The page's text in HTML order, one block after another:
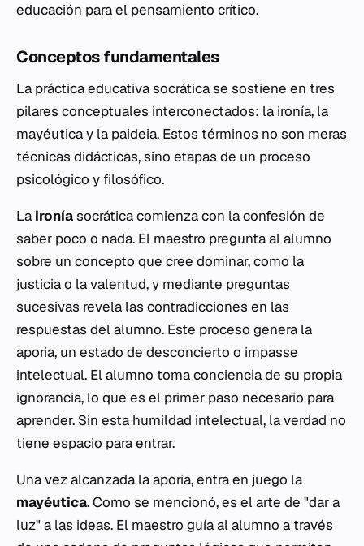
educación para el pensamiento crítico.
Conceptos fundamentales
La práctica educativa socrática se sostiene en tres
pilares conceptuales interconectados: la ironía, la
mayéutica y la paideia. Estos términos no son meras
técnicas didácticas, sino etapas de un proceso
psicológico y filosófico.
La ironíasocrática comienza con la confesión de
saber poco o nada. El maestro pregunta al alumno
sobre un concepto que cree dominar, como la
justicia o la valentud, y mediante preguntas
sucesivas revela las contradicciones en las
respuestas del alumno. Este proceso genera la
aporia, un estado de desconcierto o impasse
intelectual. El alumno toma conciencia de su propia
ignorancia, lo que es el primer paso necesario para
aprender. Sin esta humildad intelectual, la verdad no
tiene espacio para entrar.
Una vez alcanzada laaporia, entra en juego la
mayéutica. Como se mencionó, es el arte de "dar a
luz" a las ideas. El maestro guía al alumno a través